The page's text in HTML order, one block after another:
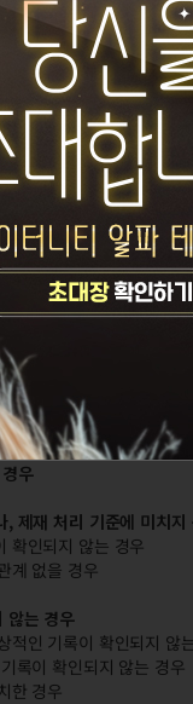
년 2월 21일(수)
기
개 아이디
및 우편, 거래소 등의
거나 추가적인 조사가 진
정책 위반 대상자 안내에
확인하고 조치하겠습니
우
제재 처리 기준에 미치지
확인되지 않는 경우
계 없을 경우
않는 경우
적인 기록이 확인되지 않
록이 확인되지 않는 경우
한 경우